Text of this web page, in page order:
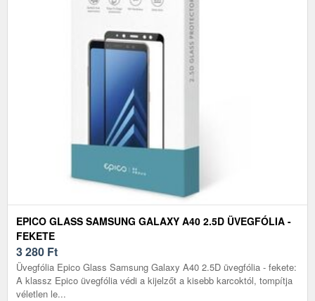
EPICO GLASS SAMSUNG GALAXY A40 2.5D ÜVEGFÓLIA -
FEKETE
3 280 Ft
Üvegfólia Epico Glass Samsung Galaxy A40 2.5D üvegfólia - fekete:
A klassz Epico üvegfólia védi a kijelzőt a kisebb karcoktól, tompítja
véletlen le...